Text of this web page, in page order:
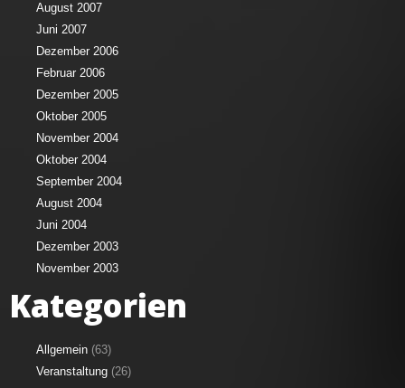
August 2007
Juni 2007
Dezember 2006
Februar 2006
Dezember 2005
Oktober 2005
November 2004
Oktober 2004
September 2004
August 2004
Juni 2004
Dezember 2003
November 2003
Kategorien
Allgemein (63)
Veranstaltung (26)